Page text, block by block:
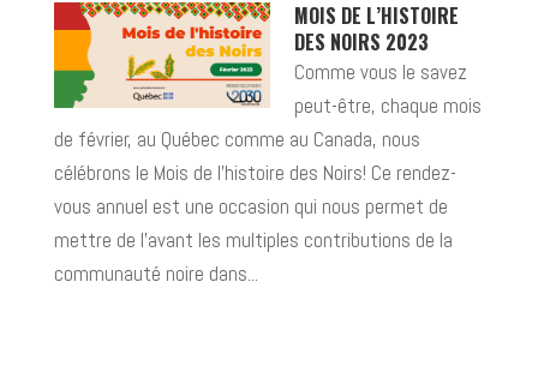
MOIS DE L’HISTOIRE
DES NOIRS 2023
Comme vous le savez
peut-être, chaque mois
de février, au Québec comme au Canada, nous
célébrons le Mois de l’histoire des Noirs! Ce rendez-
vous annuel est une occasion qui nous permet de
mettre de l’avant les multiples contributions de la
communauté noire dans...